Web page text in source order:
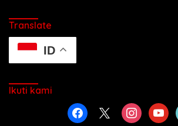
Translate
ID
Ikuti kami
facebook instagram